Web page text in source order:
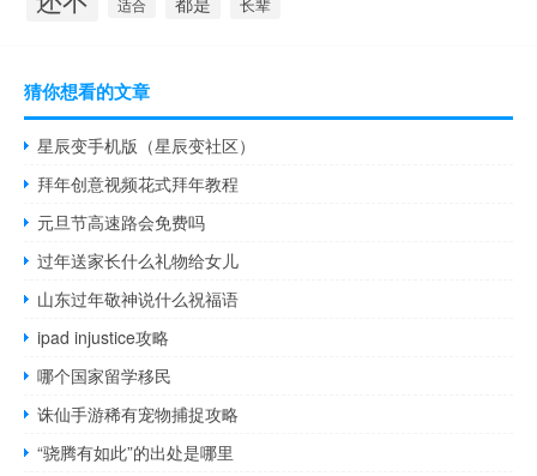
长辈
猜你想看的文章
星辰变手机版（星辰变社区）
拜年创意视频花式拜年教程
元旦节高速路会免费吗
过年送家长什么礼物给女儿
山东过年敬神说什么祝福语
ipad injustice攻略
哪个国家留学移民
诛仙手游稀有宠物捕捉攻略
“骁腾有如此”的出处是哪里